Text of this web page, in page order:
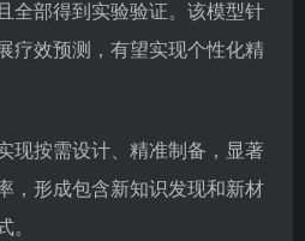
全部得到实验验证。该模型针
疗效预测，有望实现个性化精
现按需设计、精准制备，显著
，形成包含新知识发现和新材